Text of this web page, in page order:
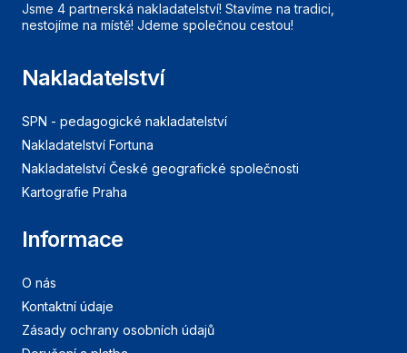
Jsme 4 partnerská nakladatelství! Stavíme na tradici,
nestojíme na místě! Jdeme společnou cestou!
Nakladatelství
SPN - pedagogické nakladatelství
Nakladatelství Fortuna
Nakladatelství České geografické společnosti
Kartografie Praha
Informace
O nás
Kontaktní údaje
Zásady ochrany osobních údajů